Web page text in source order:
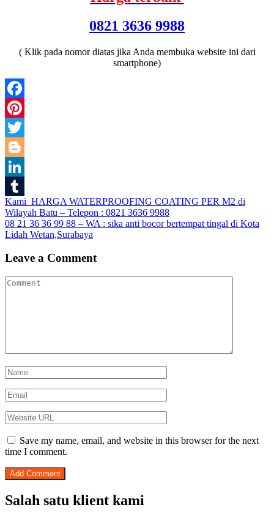
0821 3636 9988
( Klik pada nomor diatas jika Anda membuka website ini dari
smartphone)
Facebook
Pinterest
Twitter
Blogger
LinkedIn
Tumblr
Post
navigation
Kami HARGA WATERPROOFING COATING PER M2 di
Wilayah Batu – Telepon : 0821 3636 9988
08 21 36 36 99 88 – WA : sika anti bocor bertempat tingal di Kota
Lidah Wetan,Surabaya
Leave a Comment
Save my name, email, and website in this browser for the next
time I comment.
Salah satu klient kami